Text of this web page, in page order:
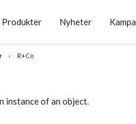
Produkter Nyheter
R+Co
instance of an object.